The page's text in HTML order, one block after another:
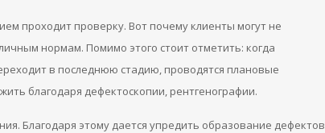
проходит проверку. Вот почему клиенты могут не
нормам. Помимо этого стоит отметить: когда
в последнюю стадию, проводятся плановые
благодаря дефектоскопии, рентгенографии.
Благодаря этому дается упредить образование дефектов